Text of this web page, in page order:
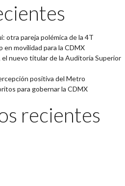
otra pareja polémica de la 4T
en movilidad para la CDMX
nuevo titular de la Auditoría Superior
positiva del Metro
para gobernar la CDMX
recientes